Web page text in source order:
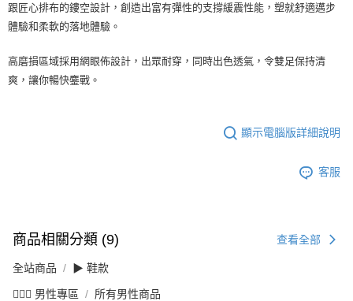
跟匠心排布的鏤空設計，創造出富有彈性的支撐緩震性能，塑就舒適邁步
體驗和柔軟的落地體驗。
高磨損區域採用網眼佈設計，出眾耐穿，同時出色透氣，令雙足保持清
爽，讓你暢快鏖戰。
顯示電腦版詳細說明
客服
商品相關分類 (9) 查看全部
全站商品 ▶ 鞋款
💁🏻‍♂️ 男性專區 所有男性商品